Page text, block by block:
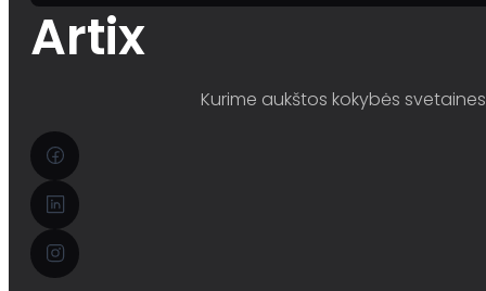
Artix
Kurime aukštos kokybės